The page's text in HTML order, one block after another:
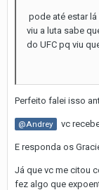
pode até estar
viu a luta sabe
do UFC pq viu
Perfeito falei isso
@Andrey vc
E responda os
Já que vc me citou
fez algo que